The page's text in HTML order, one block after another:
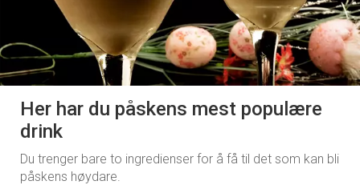
Her har du påskens mest populære
drink
Du trenger bare to ingredienser for å få til det som kan bli
påskens høydare.